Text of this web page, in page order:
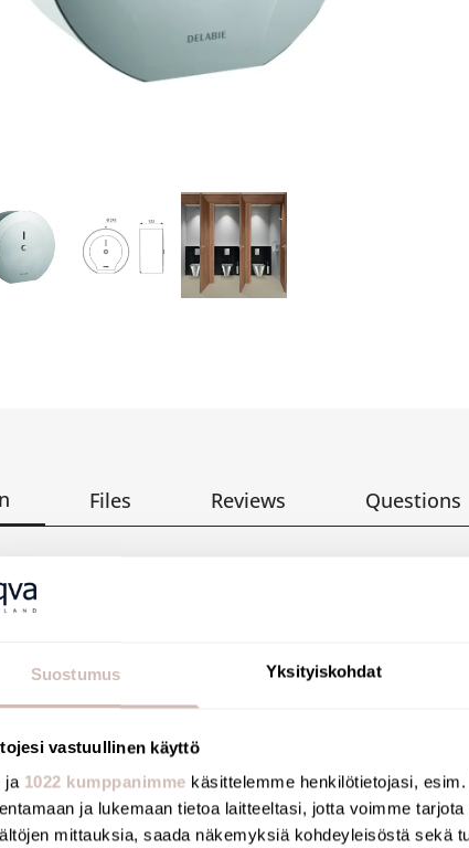
Suostumus Yksityiskohdat
vastuullinen käyttö
ja 1022 kumppanimme käsittelemme henkilötietojasi,
ja lukemaan tietoa laitteeltasi, jotta voimme
mittauksia, saada näkemyksiä kohdeyleisöstä sekä
Files Reviews Questions
roll holder - 200 m
200m rolls.
made from polished satin 304 stainless
it easier to refill and improves hygiene.
protects paper from imperfections in wall,